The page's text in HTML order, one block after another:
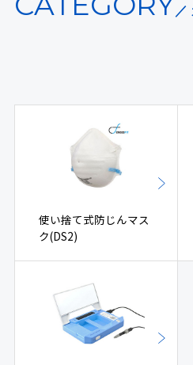
／
使い捨て式防じんマス
ク(DS2)